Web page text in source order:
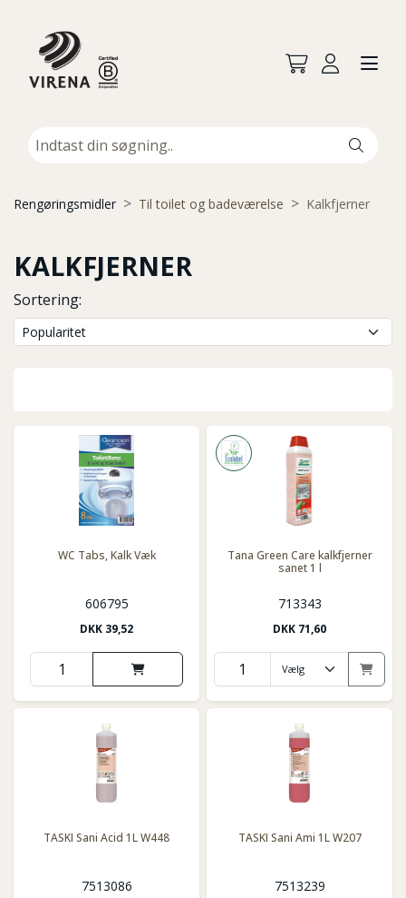
Rengøringsmidler Til toilet og badeværelse Kalkfjerner
KALKFJERNER
Sortering:
WC Tabs, Kalk Væk
606795
DKK 39,52
Tana Green Care kalkfjerner
sanet 1 l
713343
DKK 71,60
TASKI Sani Acid 1L W448
7513086
TASKI Sani Ami 1L W207
7513239